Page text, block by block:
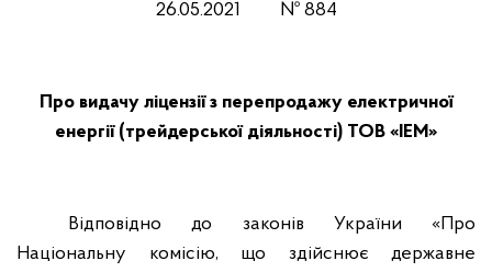
26.05.2021 № 884
Про видачу ліцензії з перепродажу електричної
енергії (трейдерської діяльності) ТОВ «ІЕМ»
Відповідно до законів України «Про
Національну комісію, що здійснює державне